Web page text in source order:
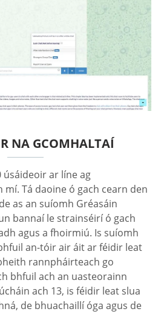
NA GCOMHALTAÍ
úsáideoir ar líne ag
mí. Tá daoine ó gach cearn den
as an suíomh Gréasáin
bannaí le strainséirí ó gach
agus a fhoirmiú. Is suíomh
an-tóir air áit ar féidir leat
rannpháirteach go
bhfuil ach an uasteorainn
ach 13, is féidir leat slua
de bhuachaillí óga agus de